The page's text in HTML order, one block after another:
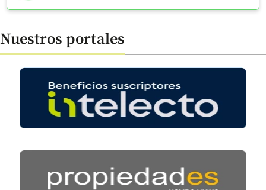
Nuestros portales